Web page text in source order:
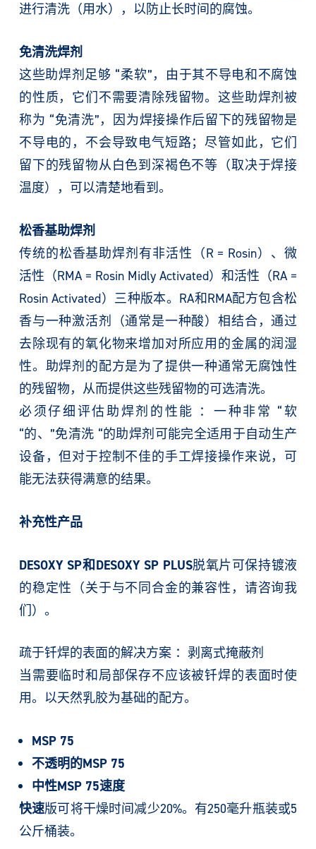
进行清洗（用水），以防止长时间的腐蚀。
免清洗焊剂
这些助焊剂足够 “柔软”，由于其不导电和不腐蚀
的性质，它们不需要清除残留物。这些助焊剂被
称为 “免清洗”，因为焊接操作后留下的残留物是
不导电的，不会导致电气短路；尽管如此，它们
留下的残留物从白色到深褐色不等（取决于焊接
温度），可以清楚地看到。
松香基助焊剂
传统的松香基助焊剂有非活性（R = Rosin）、微
活性（RMA = Rosin Midly Activated）和活性（RA =
Rosin Activated）三种版本。RA和RMA配方包含松
香与一种激活剂（通常是一种酸）相结合，通过
去除现有的氧化物来增加对所应用的金属的润湿
性。助焊剂的配方是为了提供一种通常无腐蚀性
的残留物，从而提供这些残留物的可选清洗。
必须仔细评估助焊剂的性能 ：一种非常 “软
“的、”免清洗 “的助焊剂可能完全适用于自动生产
设备，但对于控制不佳的手工焊接操作来说，可
能无法获得满意的结果。
补充性产品
DESOXY SP和DESOXY SP PLUS脱氧片可保持镀液
的稳定性（关于与不同合金的兼容性，请咨询我
们）。
疏于钎焊的表面的解决方案 ：剥离式掩蔽剂
当需要临时和局部保存不应该被钎焊的表面时使
用。以天然乳胶为基础的配方。
MSP 75
不透明的MSP 75
中性MSP 75速度
快速版可将干燥时间减少20%。有250毫升瓶装或5
公斤桶装。